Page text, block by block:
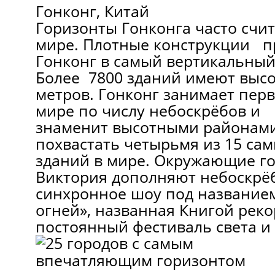
Гонконг, Китай
Горизонты Гонконга часто
мире. Плотные конструкции
Гонконг в самый
Более 7800 зданий имеют
метров. Гонконг занимает
мире по числу небоскрёбов и
знаменит высотными
похвастать четырьмя из 15
зданий в мире. Окружающие
Виктория дополняют
синхронное шоу под
огней», названная Книгой
постоянный фестиваль света и